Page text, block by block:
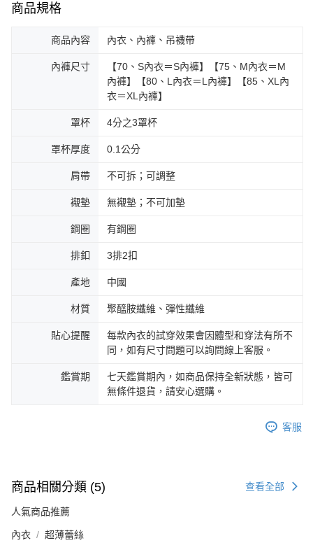
商品規格
商品內容 內衣、內褲、吊襪帶
內褲尺寸
【70、S內衣＝S內褲】【75、M內衣＝M
內褲】【80、L內衣＝L內褲】【85、XL內
衣＝XL內褲】
罩杯 4分之3罩杯
罩杯厚度 0.1公分
肩帶 不可拆；可調整
襯墊 無襯墊；不可加墊
鋼圈 有鋼圈
排釦 3排2扣
產地 中國
材質 聚醯胺纖維、彈性纖維
貼心提醒
每款內衣的試穿效果會因體型和穿法有所不
同，如有尺寸問題可以詢問線上客服。
鑑賞期
七天鑑賞期內，如商品保持全新狀態，皆可
無條件退貨，請安心選購。
客服
商品相關分類 (5) 查看全部
人氣商品推薦
內衣 超薄蕾絲